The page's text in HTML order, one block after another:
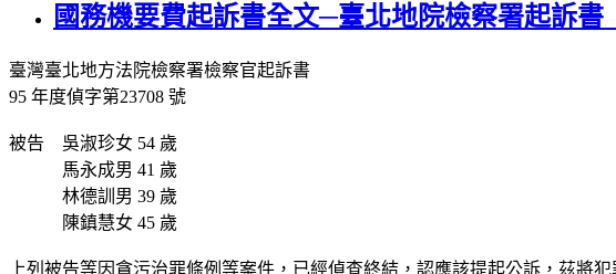
國務機要費起訴書全文─臺北地院檢察署起訴書
臺灣臺北地方法院檢察署檢察官起訴書
95 年度偵字第23708 號
被告 吳淑珍女 54 歲
馬永成男 41 歲
林德訓男 39 歲
陳鎮慧女 45 歲
上列被告等因貪污治罪條例等案件，已經偵查終結，認應該提起公訴，茲將